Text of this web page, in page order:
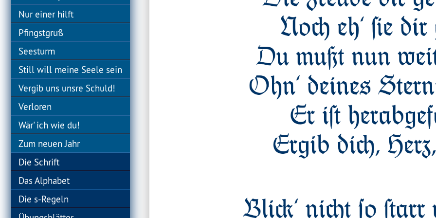
Nur einer hilft
Pfingstgruß
Seesturm
Still will meine Seele sein
Vergib uns unsre Schuld!
Verloren
Wär' ich wie du!
Zum neuen Jahr
Die Schrift
Das Alphabet
Die s-Regeln